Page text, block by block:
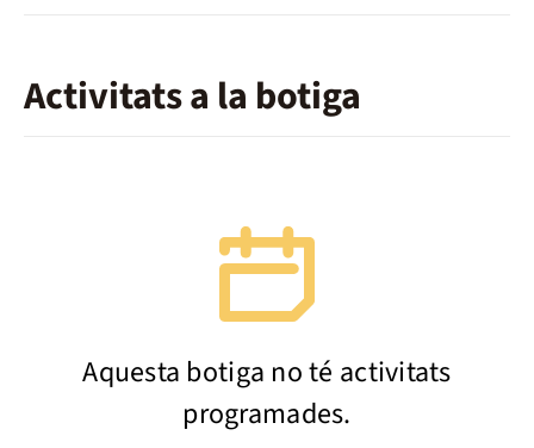
Activitats a la botiga
Aquesta botiga no té activitats
programades.